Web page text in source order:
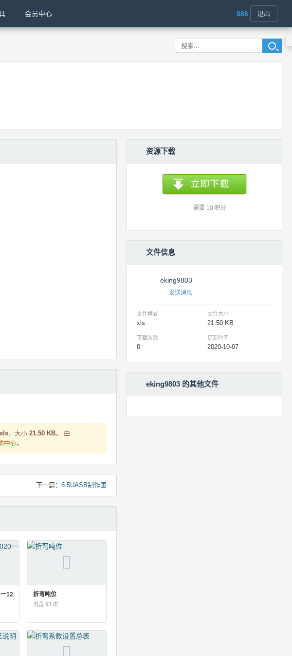
会员中心 886 退出
xls，大小 21.50 KB。 由
中心。
下一篇： 6.5UASB制作图
12
折弯吨位
浏览 93 次
资源下载
需要 10 积分
文件信息
eking9803
发送消息
文件格式
xls
文件大小
21.50 KB
下载次数
0
更新时间
2020-10-07
eking9803 的其他文件